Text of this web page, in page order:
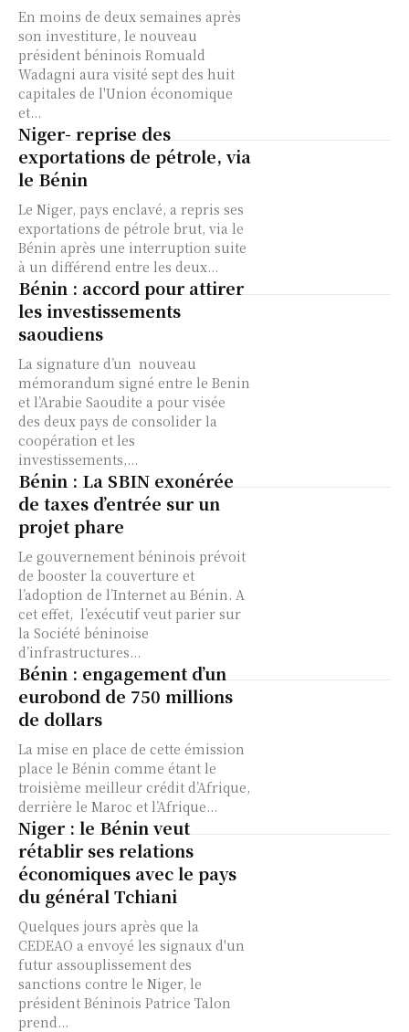
En moins de deux semaines après
son investiture, le nouveau
président béninois Romuald
Wadagni aura visité sept des huit
capitales de l'Union économique
et...
Niger- reprise des
exportations de pétrole, via
le Bénin
Le Niger, pays enclavé, a repris ses
exportations de pétrole brut, via le
Bénin après une interruption suite
à un différend entre les deux...
Bénin : accord pour attirer
les investissements
saoudiens
La signature d’un nouveau
mémorandum signé entre le Benin
et l’Arabie Saoudite a pour visée
des deux pays de consolider la
coopération et les
investissements,...
Bénin : La SBIN exonérée
de taxes d’entrée sur un
projet phare
Le gouvernement béninois prévoit
de booster la couverture et
l’adoption de l’Internet au Bénin. A
cet effet, l’exécutif veut parier sur
la Société béninoise
d’infrastructures...
Bénin : engagement d’un
eurobond de 750 millions
de dollars
La mise en place de cette émission
place le Bénin comme étant le
troisième meilleur crédit d’Afrique,
derrière le Maroc et l’Afrique...
Niger : le Bénin veut
rétablir ses relations
économiques avec le pays
du général Tchiani
Quelques jours après que la
CEDEAO a envoyé les signaux d'un
futur assouplissement des
sanctions contre le Niger, le
président Béninois Patrice Talon
prend...